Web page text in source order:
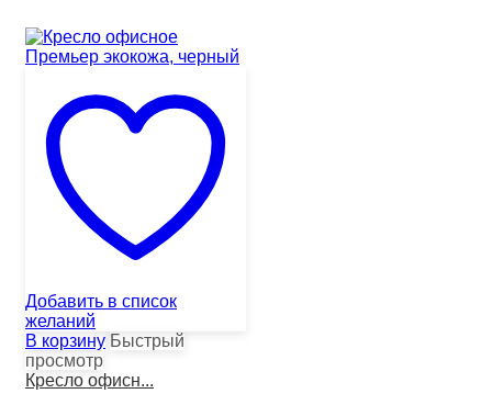
Добавить в список
желаний
В корзину Быстрый
просмотр
Кресло офисн...